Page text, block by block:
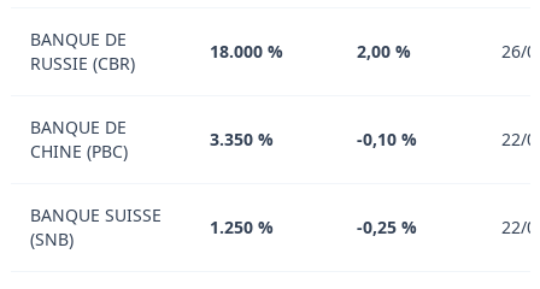
BANQUE DE
RUSSIE (CBR)
18.000 % 2,00 % 26/
BANQUE DE
CHINE (PBC)
3.350 % -0,10 % 22/
BANQUE SUISSE
(SNB)
1.250 % -0,25 % 22/